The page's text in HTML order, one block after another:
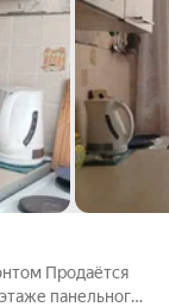
Продаётся
панельного